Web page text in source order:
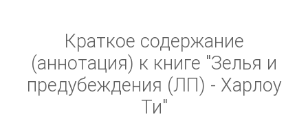
Краткое содержание
(аннотация) к книге "Зелья и
предубеждения (ЛП) - Харлоу
Ти"